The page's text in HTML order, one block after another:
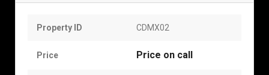
Property ID CDMX02
Price Price on call